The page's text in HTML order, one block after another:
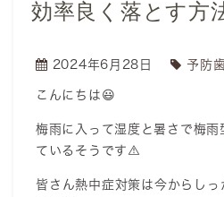
効率良く落とす方
2024年6月28日 予防
こんにちは😃
梅雨に入って湿度と暑さで梅雨
ているそうです⚠️
皆さん熱中症対策は今からしっ